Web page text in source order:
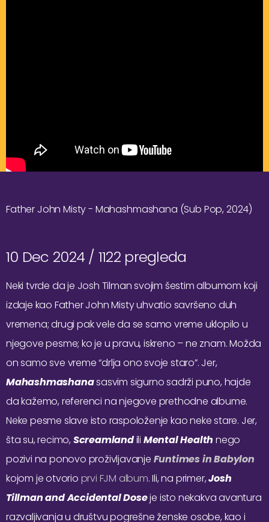
Father John Misty - Mahashmashana (Sub Pop, 2024)
10 Dec 2024 / 1122 pregleda
Neki tvrde da je Josh Tilman svojim šestim albumom koji
izdaje kao Father John Misty uhvatio savršeno duh
vremena; drugi pak vele da se samo vreme uklopilo u
njegove pesme; ko je u pravu, iskreno – ne znam. Možda
on samo sve vreme “drlja ono svoje staro”. Jer,
Mahashmashanasasvim sigurno sadrži puno, hajde
da kažemo, referenci na njegove prethodne albume.
Neke pesme slave isto raspoloženje kao neke stare. Jer,
šta su, recimo, Screamlandili Mental Health nego
pozivi na ponovo proživljavanje Funtimes in Babylon
kojom je otvorio prvi FJM album. Ili, na primer,Josh
Tillman and Accidental Doseje isto nekakva avantura
razvaljivanja u društvu pogrešne ženske osobe, kao i